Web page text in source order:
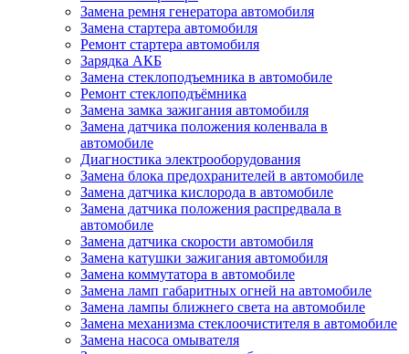
Замена ремня генератора автомобиля
Замена стартера автомобиля
Ремонт стартера автомобиля
Зарядка АКБ
Замена стеклоподъемника в автомобиле
Ремонт стеклоподъёмника
Замена замка зажигания автомобиля
Замена датчика положения коленвала в
автомобиле
Диагностика электрооборудования
Замена блока предохранителей в автомобиле
Замена датчика кислорода в автомобиле
Замена датчика положения распредвала в
автомобиле
Замена датчика скорости автомобиля
Замена катушки зажигания автомобиля
Замена коммутатора в автомобиле
Замена ламп габаритных огней на автомобиле
Замена лампы ближнего света на автомобиле
Замена механизма стеклоочистителя в автомобиле
Замена насоса омывателя